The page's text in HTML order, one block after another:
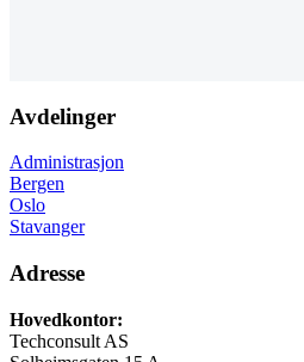
Avdelinger
Administrasjon
Bergen
Oslo
Stavanger
Adresse
Hovedkontor:
Techconsult AS